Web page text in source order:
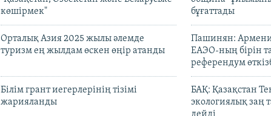
көшірмек"
бұғаттады
Орталық Азия 2025 жылы әлемде
туризм ең жылдам өскен өңір атанды
Пашинян:
ЕАЭО-ның бірін
референдум
Білім грант иегерлерінің тізімі
жарияланды
БАҚ: Қазақстан
экологиялық заң